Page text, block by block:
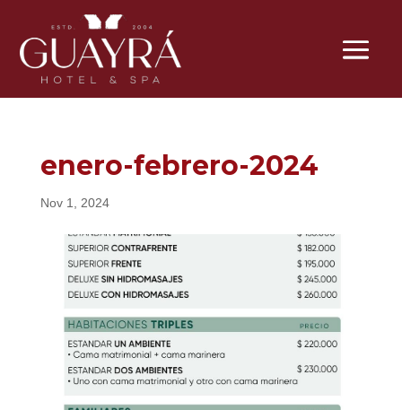
enero-febrero-2024
Nov 1, 2024